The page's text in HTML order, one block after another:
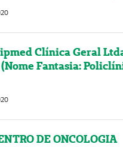
Clínica Geral
Fantasia:
DE ONCOLOGIA